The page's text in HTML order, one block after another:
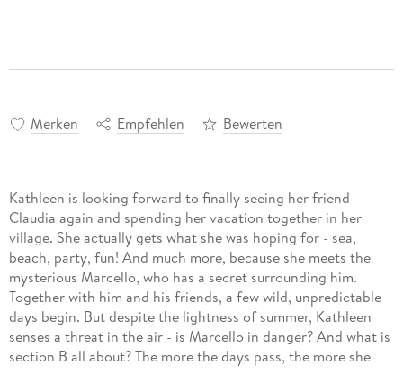
Merken Empfehlen Bewerten
Kathleen is looking forward to finally seeing her friend
Claudia again and spending her vacation together in her
village. She actually gets what she was hoping for - sea,
beach, party, fun! And much more, because she meets the
mysterious Marcello, who has a secret surrounding him.
Together with him and his friends, a few wild, unpredictable
days begin. But despite the lightness of summer, Kathleen
senses a threat in the air - is Marcello in danger? And what is
section B all about? The more the days pass, the more she